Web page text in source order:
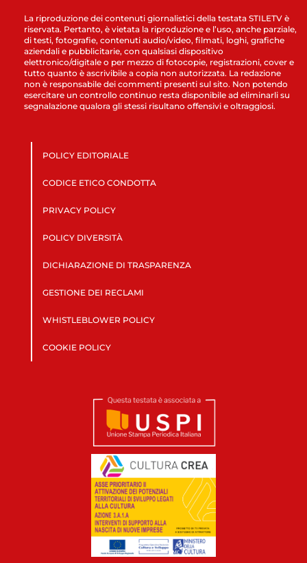
La riproduzione dei contenuti giornalistici della testata STILETV è
riservata. Pertanto, è vietata la riproduzione e l’uso, anche parziale,
di testi, fotografie, contenuti audio/video, filmati, loghi, grafiche
aziendali e pubblicitarie, con qualsiasi dispositivo
elettronico/digitale o per mezzo di fotocopie, registrazioni, cover e
tutto quanto è ascrivibile a copia non autorizzata. La redazione
non è responsabile dei commenti presenti sul sito. Non potendo
esercitare un controllo continuo resta disponibile ad eliminarli su
segnalazione qualora gli stessi risultano offensivi e oltraggiosi.
POLICY EDITORIALE
CODICE ETICO CONDOTTA
PRIVACY POLICY
POLICY DIVERSITÀ
DICHIARAZIONE DI TRASPARENZA
GESTIONE DEI RECLAMI
WHISTLEBLOWER POLICY
COOKIE POLICY